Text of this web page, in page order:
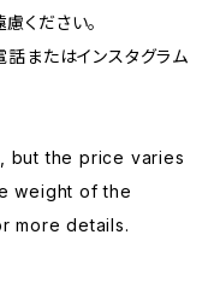
ください。
話またはインスタグラム
but the price varies
weight of the
more details.